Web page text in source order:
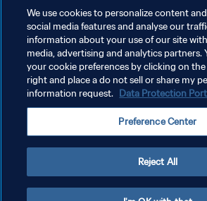
POLÍTICA DE PRIVACIDAD
AJUSTAR LA CONFIGURACIÓN DE LAS COOKIES
Copyright © 1994 - 2026 FIFA. Todos los derechos
We use cookies to personalize content
social media features and analyse our
information about your use of our site
media, advertising and analytics partners.
your cookie preferences by clicking on
right and place a do not sell or share my
information request. Data Protection
Preference Center
Reject All